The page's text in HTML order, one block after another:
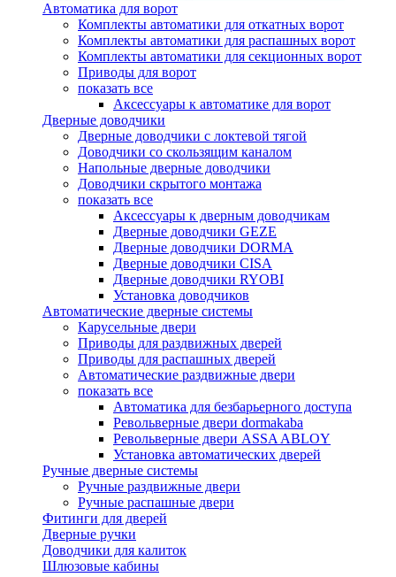
Автоматика для ворот
Комплекты автоматики для откатных ворот
Комплекты автоматики для распашных ворот
Комплекты автоматики для секционных ворот
Приводы для ворот
показать все
Аксессуары к автоматике для ворот
Дверные доводчики
Дверные доводчики с локтевой тягой
Доводчики со скользящим каналом
Напольные дверные доводчики
Доводчики скрытого монтажа
показать все
Аксессуары к дверным доводчикам
Дверные доводчики GEZE
Дверные доводчики DORMA
Дверные доводчики CISA
Дверные доводчики RYOBI
Установка доводчиков
Автоматические дверные системы
Карусельные двери
Приводы для раздвижных дверей
Приводы для распашных дверей
Автоматические раздвижные двери
показать все
Автоматика для безбарьерного доступа
Револьверные двери dormakaba
Револьверные двери ASSA ABLOY
Установка автоматических дверей
Ручные дверные системы
Ручные раздвижные двери
Ручные распашные двери
Фитинги для дверей
Дверные ручки
Доводчики для калиток
Шлюзовые кабины